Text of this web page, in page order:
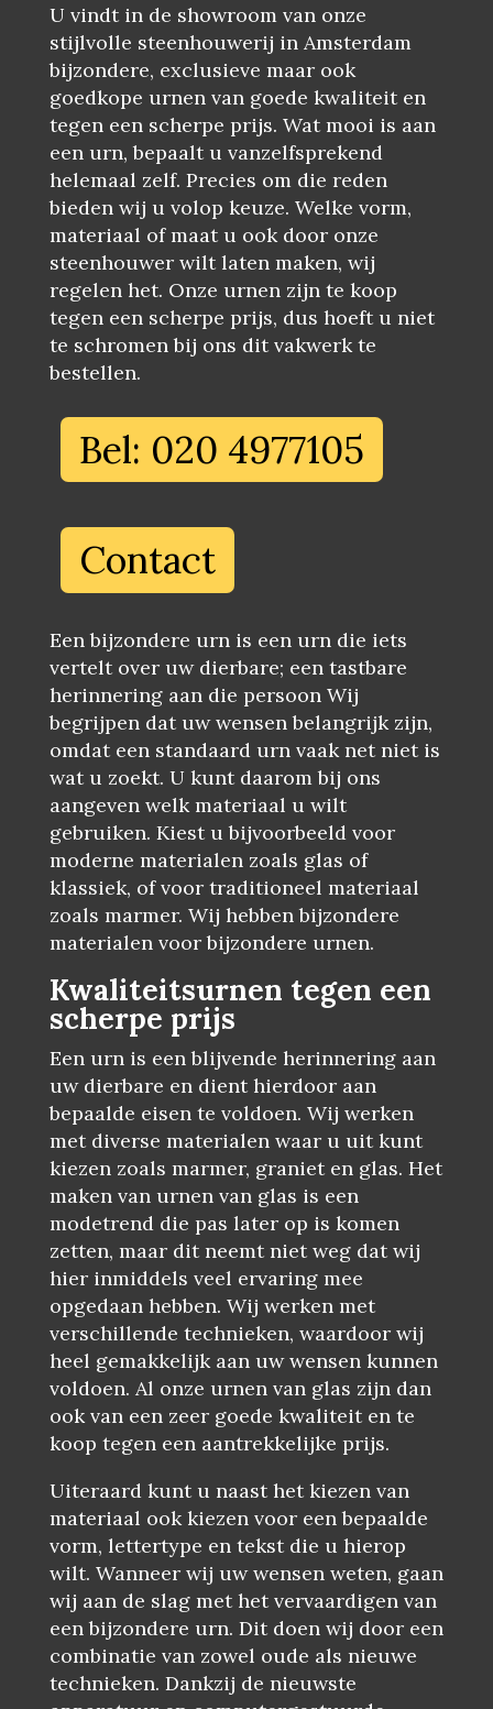
U vindt in de showroom van onze
stijlvolle steenhouwerij in Amsterdam
bijzondere, exclusieve maar ook
goedkope urnen van goede kwaliteit en
tegen een scherpe prijs. Wat mooi is aan
een urn, bepaalt u vanzelfsprekend
helemaal zelf. Precies om die reden
bieden wij u volop keuze. Welke vorm,
materiaal of maat u ook door onze
steenhouwer wilt laten maken, wij
regelen het. Onze urnen zijn te koop
tegen een scherpe prijs, dus hoeft u niet
te schromen bij ons dit vakwerk te
bestellen.
Bel: 020 4977105
Contact
Een bijzondere urn is een urn die iets
vertelt over uw dierbare; een tastbare
herinnering aan die persoon Wij
begrijpen dat uw wensen belangrijk zijn,
omdat een standaard urn vaak net niet is
wat u zoekt. U kunt daarom bij ons
aangeven welk materiaal u wilt
gebruiken. Kiest u bijvoorbeeld voor
moderne materialen zoals glas of
klassiek, of voor traditioneel materiaal
zoals marmer. Wij hebben bijzondere
materialen voor bijzondere urnen.
Kwaliteitsurnen tegen een
scherpe prijs
Een urn is een blijvende herinnering aan
uw dierbare en dient hierdoor aan
bepaalde eisen te voldoen. Wij werken
met diverse materialen waar u uit kunt
kiezen zoals marmer, graniet en glas. Het
maken van urnen van glas is een
modetrend die pas later op is komen
zetten, maar dit neemt niet weg dat wij
hier inmiddels veel ervaring mee
opgedaan hebben. Wij werken met
verschillende technieken, waardoor wij
heel gemakkelijk aan uw wensen kunnen
voldoen. Al onze urnen van glas zijn dan
ook van een zeer goede kwaliteit en te
koop tegen een aantrekkelijke prijs.
Uiteraard kunt u naast het kiezen van
materiaal ook kiezen voor een bepaalde
vorm, lettertype en tekst die u hierop
wilt. Wanneer wij uw wensen weten, gaan
wij aan de slag met het vervaardigen van
een bijzondere urn. Dit doen wij door een
combinatie van zowel oude als nieuwe
technieken. Dankzij de nieuwste